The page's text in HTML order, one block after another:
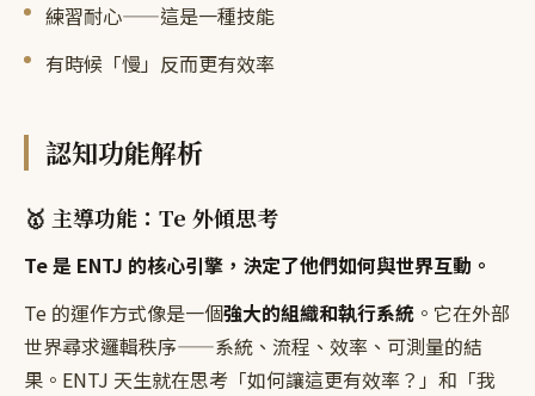
練習耐心——這是一種技能
有時候「慢」反而更有效率
認知功能解析
🥇 主導功能：Te 外傾思考
Te 是 ENTJ 的核心引擎，決定了他們如何與世界互動。
Te 的運作方式像是一個強大的組織和執行系統 。它在外部
世界尋求邏輯秩序——系統、流程、效率、可測量的結
果。ENTJ 天生就在思考「如何讓這更有效率？」和「我